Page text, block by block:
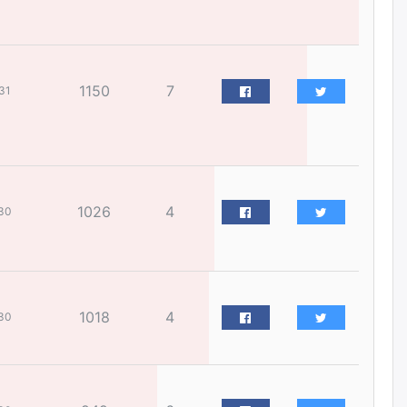
Толгойтыг 3, 4 дүгээр
хороололтой холбосон авто
Эрх зүйн үндэслэл нь
тодорхойгүй “гадаад элч
нарын” томилгоо
дүүргийн 73 цэцэрлэг, 60
сургуульд зохицуулалт хийнэ
Шатахууны хомсдолоос
1150 7
1026 4
1018 4